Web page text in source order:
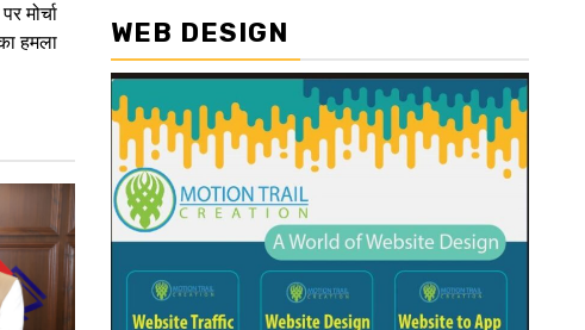
मोर्चा
हमला
WEB DESIGN